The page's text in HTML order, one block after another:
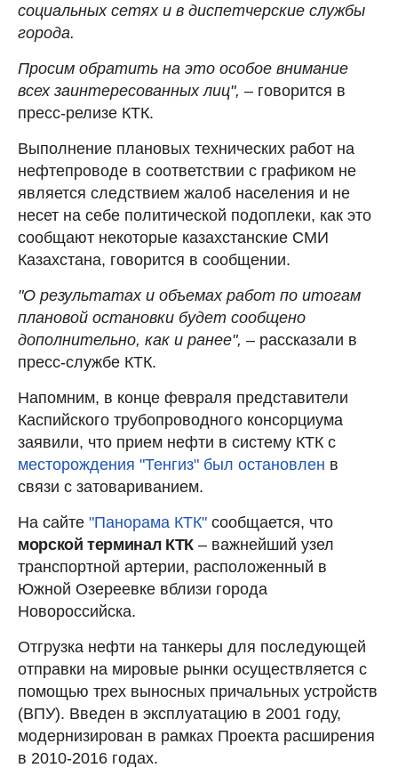
социальных сетях и в диспетчерские службы
города.
Просим обратить на это особое внимание
всех заинтересованных лиц", – говорится в
пресс-релизе КТК.
Выполнение плановых технических работ на
нефтепроводе в соответствии с графиком не
является следствием жалоб населения и не
несет на себе политической подоплеки, как это
сообщают некоторые казахстанские СМИ
Казахстана, говорится в сообщении.
"О результатах и объемах работ по итогам
плановой остановки будет сообщено
дополнительно, как и ранее", – рассказали в
пресс-службе КТК.
Напомним, в конце февраля представители
Каспийского трубопроводного консорциума
заявили, что прием нефти в систему КТК с
месторождения "Тенгиз" был остановлен в
связи с затовариванием.
На сайте "Панорама КТК" сообщается, что
морской терминал КТК– важнейший узел
транспортной артерии, расположенный в
Южной Озереевке вблизи города
Новороссийска.
Отгрузка нефти на танкеры для последующей
отправки на мировые рынки осуществляется с
помощью трех выносных причальных устройств
(ВПУ). Введен в эксплуатацию в 2001 году,
модернизирован в рамках Проекта расширения
в 2010-2016 годах.